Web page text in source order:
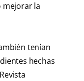
mejorar la
tenían
hechas